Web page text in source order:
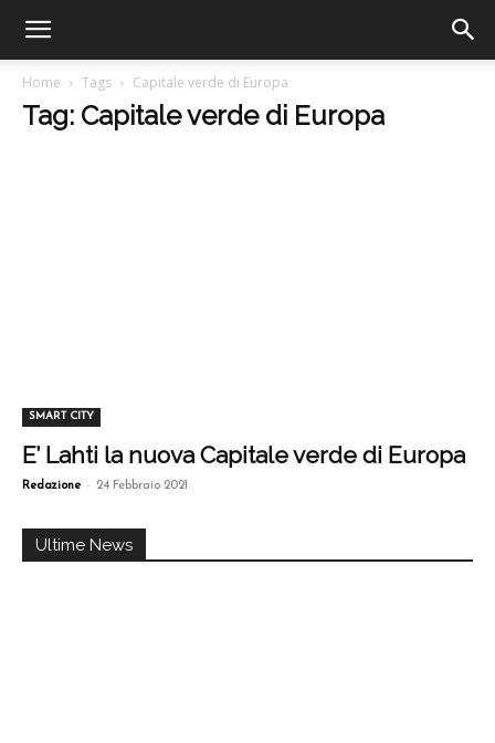
Home Tags Capitale verde di Europa
Tag: Capitale verde di Europa
SMART CITY
E’ Lahti la nuova Capitale verde di Europa
Redazione - 24 Febbraio 2021
Ultime News